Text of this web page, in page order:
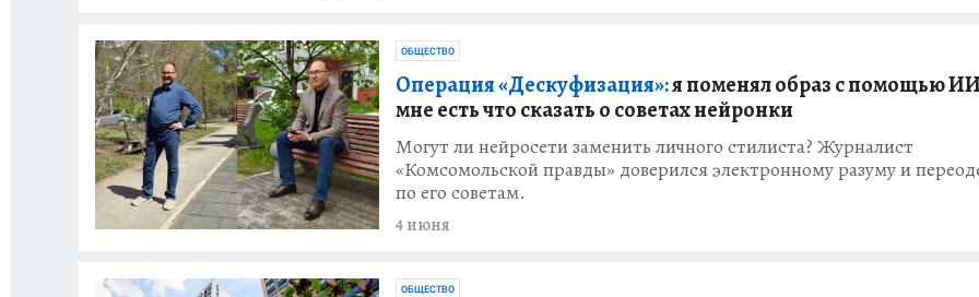
ОБЩЕСТВО
Операция «Дескуфизация»:я поменял образ с помощью
мне есть что сказать о советах нейронки
Могут ли нейросети заменить личного стилиста? Журналист
«Комсомольской правды» доверился электронному разуму и
по его советам.
4 июня
ОБЩЕСТВО